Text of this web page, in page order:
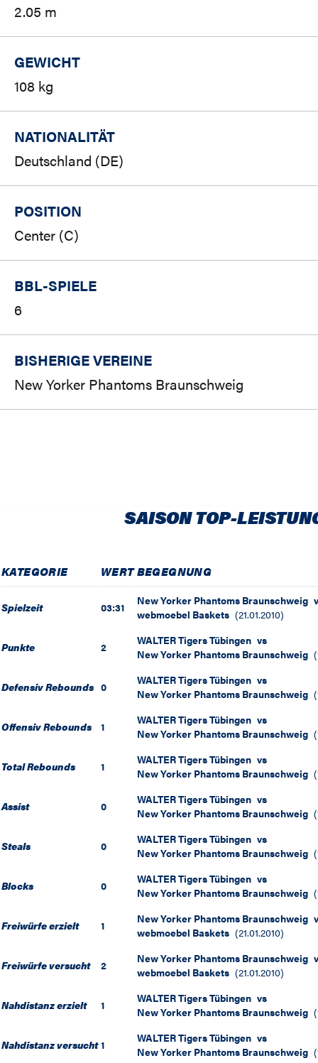
2.05 m
GEWICHT
108 kg
NATIONALITÄT
Deutschland (DE)
POSITION
Center (C)
BBL-SPIELE
6
BISHERIGE VEREINE
New Yorker Phantoms Braunschweig
SAISON TOP-
KATEGORIE WERTBEGEGNUNG
Spielzeit 03:31 New Yorker Phantoms Braunschweig
webmoebel Baskets (21.01.2010)
Punkte 2 WALTER Tigers Tübingen vs
New Yorker Phantoms Braunschweig (
Defensiv Rebounds 0 WALTER Tigers Tübingen vs
New Yorker Phantoms Braunschweig (
Offensiv Rebounds 1 WALTER Tigers Tübingen vs
New Yorker Phantoms Braunschweig (
Total Rebounds 1 WALTER Tigers Tübingen vs
New Yorker Phantoms Braunschweig (
Assist 0 WALTER Tigers Tübingen vs
New Yorker Phantoms Braunschweig (
Steals 0 WALTER Tigers Tübingen vs
New Yorker Phantoms Braunschweig (
Blocks 0 WALTER Tigers Tübingen vs
New Yorker Phantoms Braunschweig (
Freiwürfe erzielt 1 New Yorker Phantoms Braunschweig
webmoebel Baskets (21.01.2010)
Freiwürfe versucht 2 New Yorker Phantoms Braunschweig
webmoebel Baskets (21.01.2010)
Nahdistanz erzielt 1 WALTER Tigers Tübingen vs
New Yorker Phantoms Braunschweig (
Nahdistanz versucht 1 WALTER Tigers Tübingen vs
New Yorker Phantoms Braunschweig (